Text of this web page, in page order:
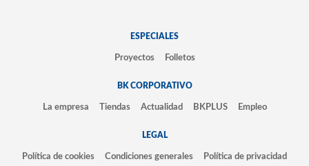
ESPECIALES
Proyectos Folletos
BK CORPORATIVO
La empresa Tiendas Actualidad BKPLUS Empleo
LEGAL
Política de cookies Condiciones generales Política de privacidad